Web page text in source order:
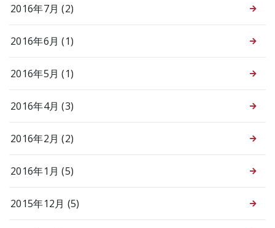
2016年7月 (2)
2016年6月 (1)
2016年5月 (1)
2016年4月 (3)
2016年2月 (2)
2016年1月 (5)
2015年12月 (5)